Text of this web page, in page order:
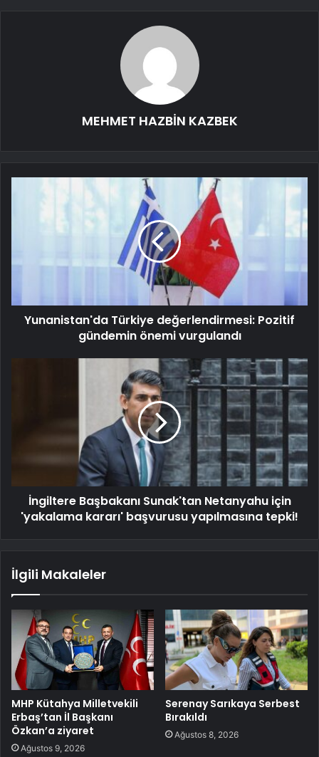
MEHMET HAZBİN KAZBEK
Yunanistan'da Türkiye değerlendirmesi: Pozitif
gündemin önemi vurgulandı
İngiltere Başbakanı Sunak'tan Netanyahu için
'yakalama kararı' başvurusu yapılmasına tepki!
İlgili Makaleler
MHP Kütahya Milletvekili
Erbaş’tan İl Başkanı
Özkan’a ziyaret
Ağustos 9, 2026
Serenay Sarıkaya Serbest
Bırakıldı
Ağustos 8, 2026